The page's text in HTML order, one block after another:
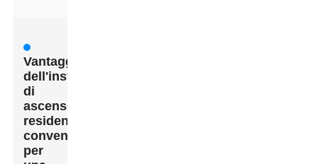
Vantaggi
dell'installazione
di
ascensori
residenziali
convenienti
per